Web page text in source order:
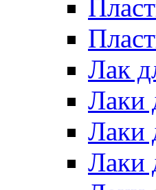
Лак
Лаки
Лаки
Лаки